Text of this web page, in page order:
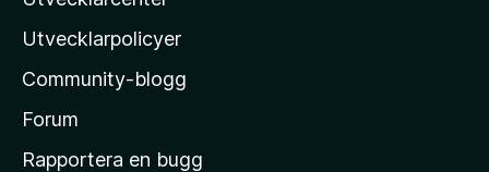
l
a
s
h
Utvecklarpolicyer
Community-blogg
Forum
Rapportera en bugg